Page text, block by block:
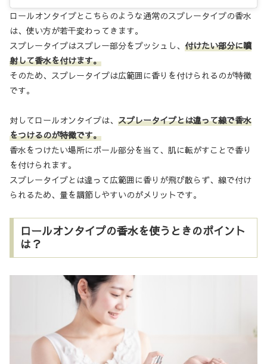
ロールオンタイプとこちらのような通常のスプレータイプの香水
は、使い方が若干変わってきます。
スプレータイプはスプレー部分をプッシュし、 付けたい部分に噴
射して香水を付けます。
そのため、スプレータイプは広範囲に香りを付けられるのが特徴
です。
対してロールオンタイプは、 スプレータイプとは違って線で香水
をつけるのが特徴です。
香水をつけたい場所にボール部分を当て、肌に転がすことで香り
を付けられます。
スプレータイプとは違って広範囲に香りが飛び散らず、線で付け
られるため、量を調節しやすいのがメリットです。
ロールオンタイプの香水を使うときのポイント
は？